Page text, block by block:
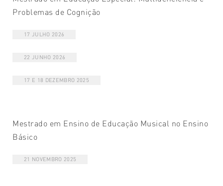
Problemas de Cognição
17 JULHO 2026
22 JUNHO 2026
17 E 18 DEZEMBRO 2025
Mestrado em Ensino de Educação Musical no Ensino
Básico
21 NOVEMBRO 2025